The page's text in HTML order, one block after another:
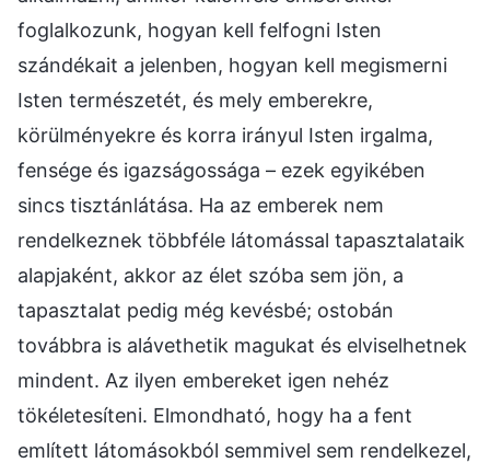
foglalkozunk, hogyan kell felfogni Isten
szándékait a jelenben, hogyan kell megismerni
Isten természetét, és mely emberekre,
körülményekre és korra irányul Isten irgalma,
fensége és igazságossága – ezek egyikében
sincs tisztánlátása. Ha az emberek nem
rendelkeznek többféle látomással tapasztalataik
alapjaként, akkor az élet szóba sem jön, a
tapasztalat pedig még kevésbé; ostobán
továbbra is alávethetik magukat és elviselhetnek
mindent. Az ilyen embereket igen nehéz
tökéletesíteni. Elmondható, hogy ha a fent
említett látomásokból semmivel sem rendelkezel,